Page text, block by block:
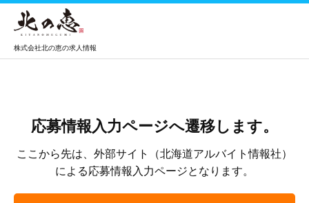
株式会社北の恵の求人情報
応募情報入力ページへ遷移します。
ここから先は、外部サイト（北海道アルバイト情報社）
による応募情報入力ページとなります。